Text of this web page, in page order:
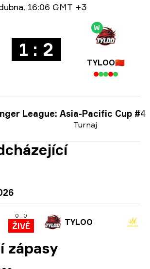
, 16:06 GMT +3
1 : 2
W
TYLOO🇨🇳
Turnaj
League: Asia-Pacific Cup #4
0 : 0
ŽIVĚ TYLOO
zápasy